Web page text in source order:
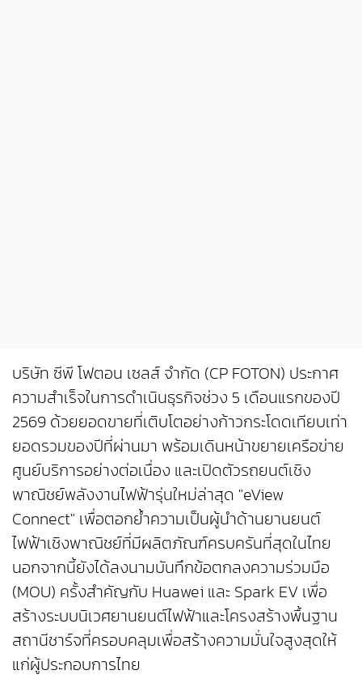
บริษัท ซีพี โฟตอน เซลส์ จำกัด (CP FOTON) ประกาศ
ความสำเร็จในการดำเนินธุรกิจช่วง 5 เดือนแรกของปี
2569 ด้วยยอดขายที่เติบโตอย่างก้าวกระโดดเทียบเท่า
ยอดรวมของปีที่ผ่านมา พร้อมเดินหน้าขยายเครือข่าย
ศูนย์บริการอย่างต่อเนื่อง และเปิดตัวรถยนต์เชิง
พาณิชย์พลังงานไฟฟ้ารุ่นใหม่ล่าสุด "eView
Connect" เพื่อตอกย้ำความเป็นผู้นำด้านยานยนต์
ไฟฟ้าเชิงพาณิชย์ที่มีผลิตภัณฑ์ครบครันที่สุดในไทย
นอกจากนี้ยังได้ลงนามบันทึกข้อตกลงความร่วมมือ
(MOU) ครั้งสำคัญกับ Huawei และ Spark EV เพื่อ
สร้างระบบนิเวศยานยนต์ไฟฟ้าและโครงสร้างพื้นฐาน
สถานีชาร์จที่ครอบคลุมเพื่อสร้างความมั่นใจสูงสุดให้
แก่ผู้ประกอบการไทย